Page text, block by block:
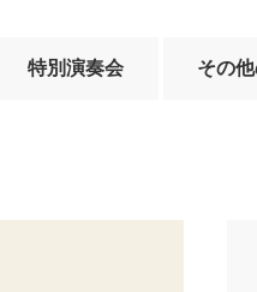
特別演奏会 その